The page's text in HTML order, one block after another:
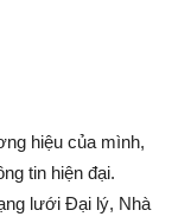
hiệu của mình,
tin hiện đại.
lưới Đại lý, Nhà